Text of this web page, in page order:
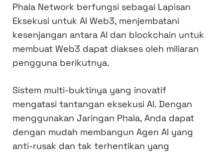
Phala Network berfungsi sebagai Lapisan
Eksekusi untuk AI Web3, menjembatani
kesenjangan antara AI dan blockchain untuk
membuat Web3 dapat diakses oleh miliaran
pengguna berikutnya.
Sistem multi-buktinya yang inovatif
mengatasi tantangan eksekusi AI. Dengan
menggunakan Jaringan Phala, Anda dapat
dengan mudah membangun Agen AI yang
anti-rusak dan tak terhentikan yang